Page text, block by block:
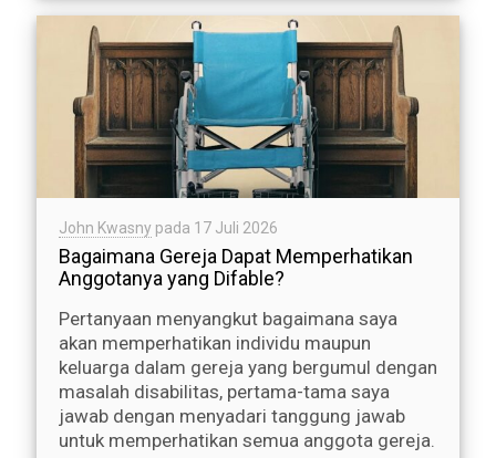
John Kwasny pada 17 Juli 2026
Bagaimana Gereja Dapat Memperhatikan
Anggotanya yang Difable?
Pertanyaan menyangkut bagaimana saya
akan memperhatikan individu maupun
keluarga dalam gereja yang bergumul dengan
masalah disabilitas, pertama-tama saya
jawab dengan menyadari tanggung jawab
untuk memperhatikan semua anggota gereja.